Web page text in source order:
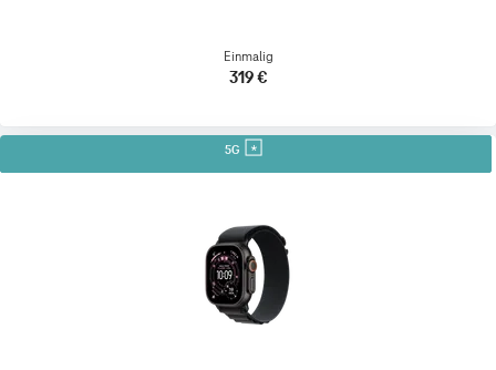
Einmalig
319 €
5G